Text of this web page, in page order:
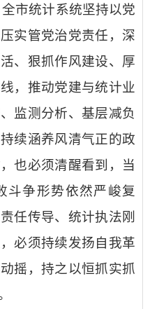
市统计系统坚持以党
实管党治党责任，深
、狠抓作风建设、厚
，推动党建与统计业
监测分析、基层减负
续涵养风清气正的政
也必须清醒看到，当
斗争形势依然严峻复
任传导、统计执法刚
必须持续发扬自我革
摇，持之以恒抓实抓